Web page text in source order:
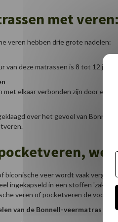
met
veren hebben drie grote nadelen:
van deze matrassen is 8 tot 12
elkaar verbonden zijn door een
over het gevoel van Bonnell
biconische veer wordt vaak
ingekapseld in een stoffen 'zak'
veren of pocketveren de
van de Bonnell-veermatras